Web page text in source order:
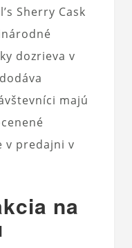
Sherry Cask
dozrieva v
majú
v predajni v
na